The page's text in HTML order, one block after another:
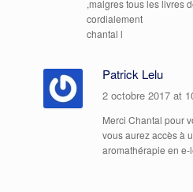
,malgres tous les livres
cordialement
chantal l
Patrick Lelu
2 octobre 2017 at
Merci Chantal pour
vous aurez accès à
aromathérapie en